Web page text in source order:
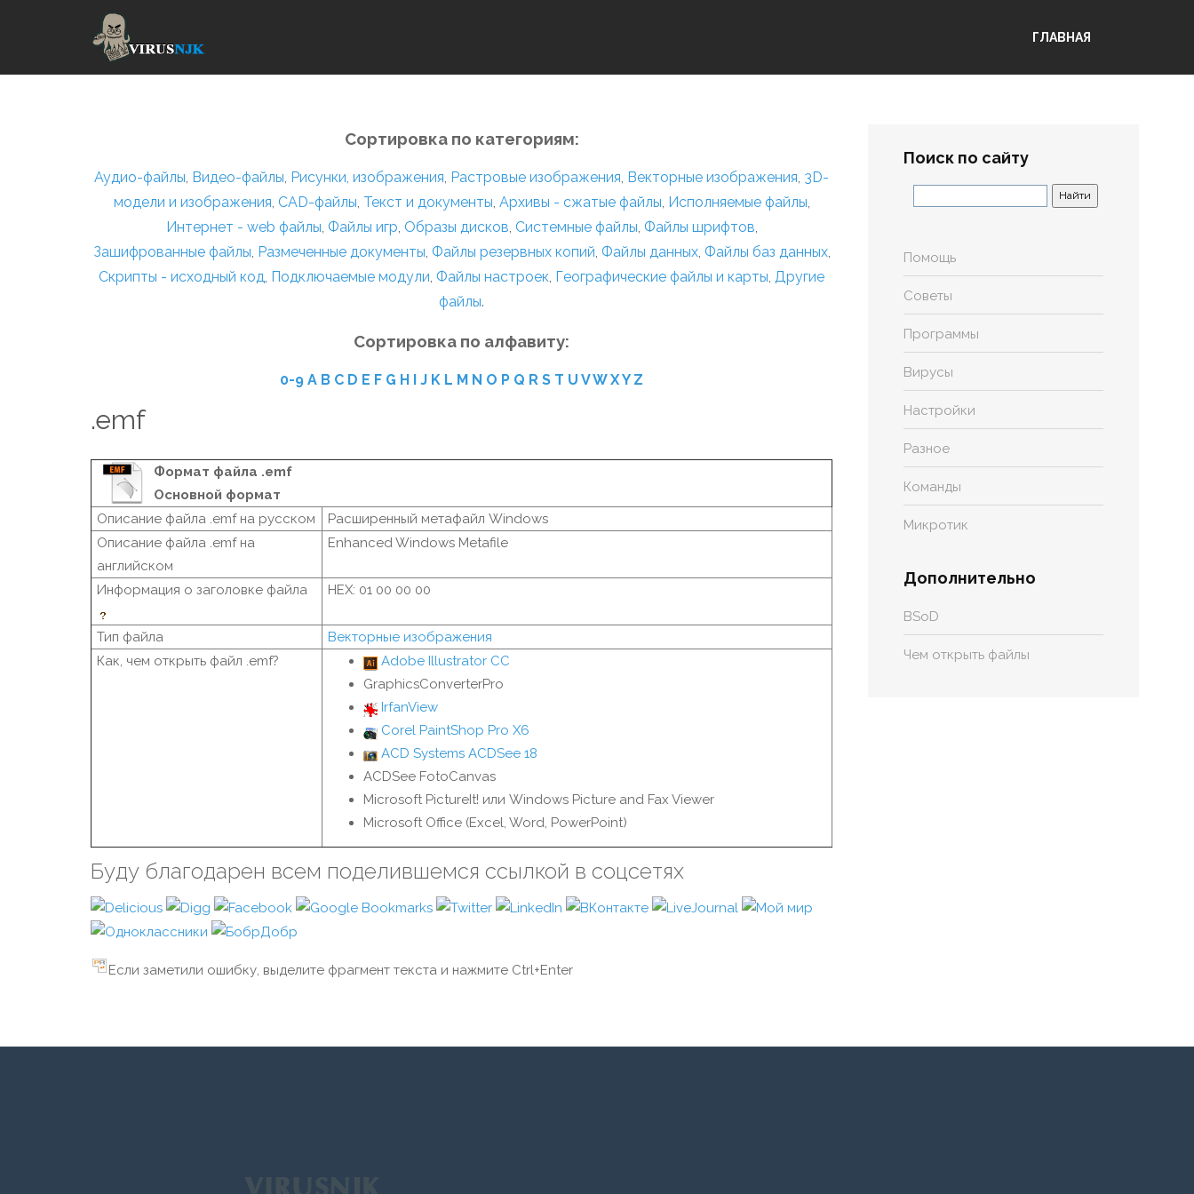
ГЛАВНАЯ
Сортировка по категориям:
Аудио-файлы, Видео-файлы, Рисунки, изображения, Растровые изображения, Векторные изображения, 3D-
модели и изображения, CAD-файлы, Текст и документы, Архивы - сжатые файлы, Исполняемые файлы,
Интернет - web файлы, Файлы игр, Образы дисков, Системные файлы, Файлы шрифтов,
Зашифрованные файлы, Размеченные документы, Файлы резервных копий, Файлы данных, Файлы баз данных,
Скрипты - исходный код, Подключаемые модули, Файлы настроек, Географические файлы и карты, Другие
файлы.
Сортировка по алфавиту:
0-9 A B C D E F G H I J K L M N O P Q R S T U VW XY Z
.emf
Формат файла .emf
Основной формат
Описание файла .emf на русском
Расширенный метафайл Windows
Описание файла .emf на
английском
Enhanced Windows Metafile
Информация о заголовке файла HEX: 01 00 00 00
Тип файла
Векторные изображения
Как, чем открыть файл .emf?
Adobe Illustrator CC
GraphicsConverterPro
IrfanView
Corel PaintShop Pro X6
ACD Systems ACDSee 18
ACDSee FotoCanvas
Microsoft PictureIt! или Windows Picture and Fax Viewer
Microsoft Office (Excel, Word, PowerPoint)
Буду благодарен всем поделившемся ссылкой в соцсетях
Если заметили ошибку, выделите фрагмент текста и нажмите Ctrl+Enter
Поиск по сайту
Помощь
Советы
Программы
Вирусы
Настройки
Разное
Команды
Микротик
Дополнительно
BSoD
Чем открыть файлы